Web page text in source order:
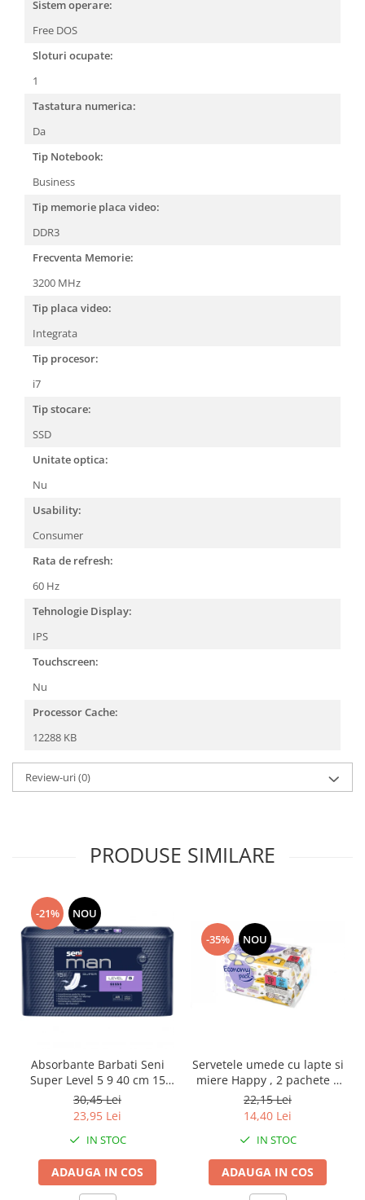
Sistem operare:
Free DOS
Sloturi ocupate:
1
Tastatura numerica:
Da
Tip Notebook:
Business
Tip memorie placa video:
DDR3
Frecventa Memorie:
3200 MHz
Tip placa video:
Integrata
Tip procesor:
i7
Tip stocare:
SSD
Unitate optica:
Nu
Usability:
Consumer
Rata de refresh:
60 Hz
Tehnologie Display:
IPS
Touchscreen:
Nu
Processor Cache:
12288 KB
Review-uri(0)
PRODUSE SIMILARE
-21% NOU
Absorbante Barbati Seni
Super Level 5 9 40 cm 15
Bucati
30,45 Lei
23,95 Lei
IN STOC
ADAUGA IN COS
-35% NOU
Servetele umede cu lapte si
miere Happy , 2 pachete x
64 bucati, 128 bucati
22,15 Lei
14,40 Lei
IN STOC
ADAUGA IN COS